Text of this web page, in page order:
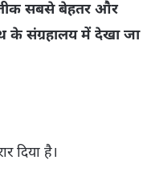
सबसे बेहतर और
के संग्रहालय में देखा जा
दिया है।